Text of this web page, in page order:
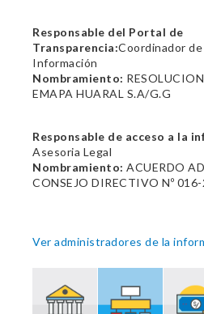
Responsable del Portal de
Transparencia:Coordinador
Información
Nombramiento:
EMAPA HUARAL S.A/G.G
Responsable de acceso a la
Asesoria Legal
Nombramiento: ACUERDO
CONSEJO DIRECTIVO Nº
Ver administradores de la